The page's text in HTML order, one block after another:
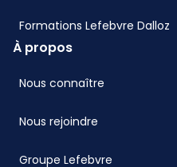
Formations Lefebvre Dalloz
À propos
Nous connaître
Nous rejoindre
Groupe Lefebvre